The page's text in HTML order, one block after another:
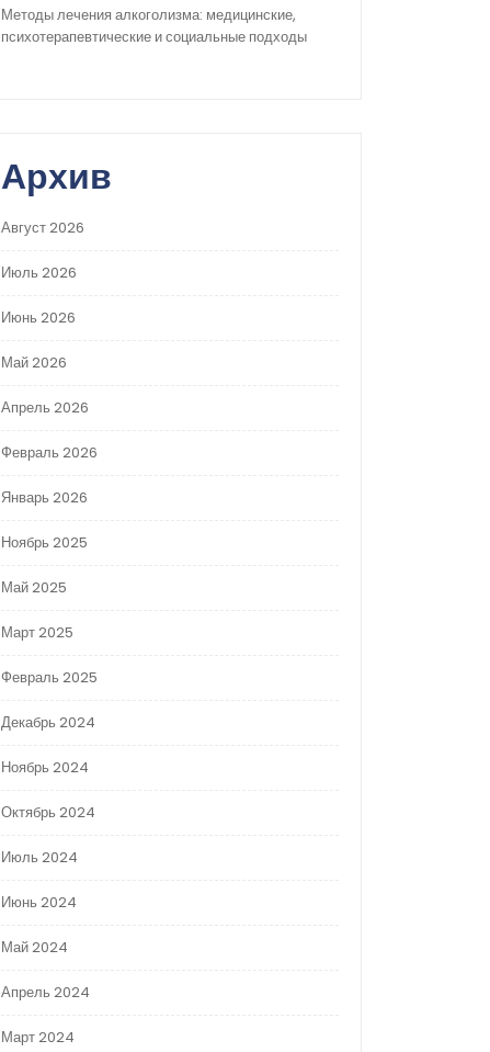
Методы лечения алкоголизма: медицинские,
психотерапевтические и социальные подходы
Архив
Август 2026
Июль 2026
Июнь 2026
Май 2026
Апрель 2026
Февраль 2026
Январь 2026
Ноябрь 2025
Май 2025
Март 2025
Февраль 2025
Декабрь 2024
Ноябрь 2024
Октябрь 2024
Июль 2024
Июнь 2024
Май 2024
Апрель 2024
Март 2024